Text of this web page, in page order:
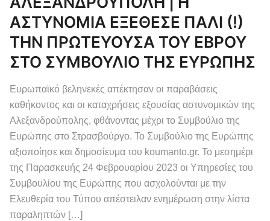
ΑΣΤΥΝΟΜΙΑ ΕΞΕΘΕΣΕ ΠΑΛΙ (!)
ΤΗΝ ΠΡΩΤΕΥΟΥΣΑ ΤΟΥ ΕΒΡΟΥ
ΣΤΟ ΣΥΜΒΟΥΛΙΟ ΤΗΣ ΕΥΡΩΠΗΣ
Ευρωπαϊκό βεληνεκές απέκτησαν οι παραβάσεις
καθήκοντος και οι καταχρήσεις εξουσίας αστυνομικών της
Αλεξανδρούπολης, φθάνοντας μέχρι το Συμβούλιο της
Ευρώπης στο Στρασβούργο. Το Συμβούλιο της Ευρώπης
αξιοποίησε και δημοσίευμα του koumanto.gr. Το μεσημέρι
της Παρασκευής 24 Φεβρουαρίου 2023 οι Υπηρεσίες του
Συμβουλίου της Ευρώπης που ασχολούνται με την
Ελευθερία του Τύπου απέστειλαν ενημέρωση στην λίστα
παραληπτών […]